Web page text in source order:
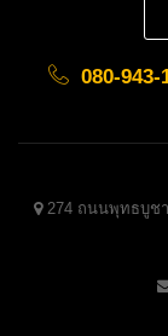
080-943-
274 ถนนพุทธบูชา